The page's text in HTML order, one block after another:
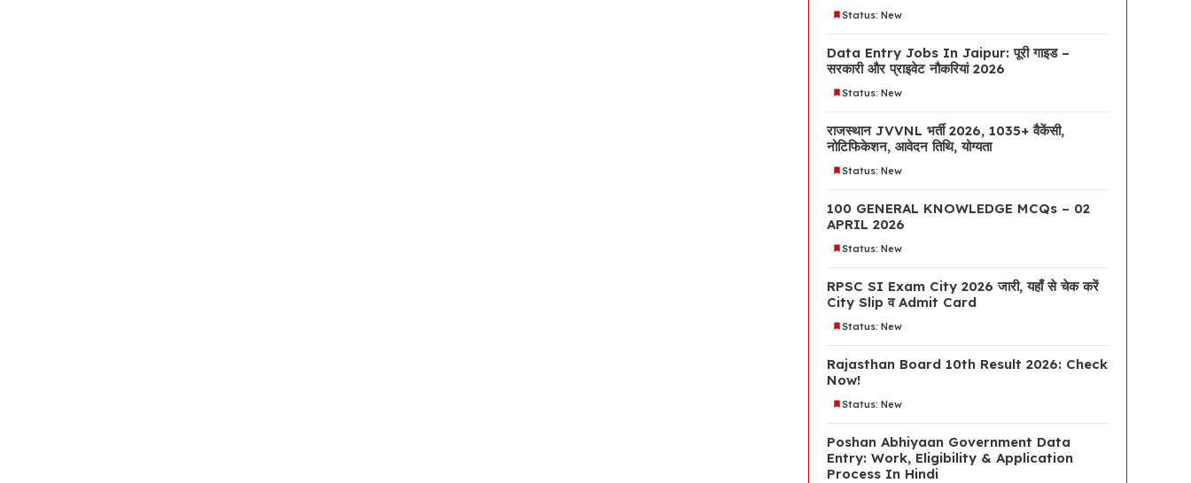
Status: New
Data Entry Jobs In Jaipur: पूरी गाइड –
सरकारी और प्राइवेट नौकरियां 2026
Status: New
राजस्थान JVVNL भर्ती 2026, 1035+ वैकेंसी,
नोटिफिकेशन, आवेदन तिथि, योग्यता
Status: New
100 GENERAL KNOWLEDGE MCQs – 02
APRIL 2026
Status: New
RPSC SI Exam City 2026 जारी, यहाँ से चेक करें
City Slip व Admit Card
Status: New
Rajasthan Board 10th Result 2026: Check
Now!
Status: New
Poshan Abhiyaan Government Data
Entry: Work, Eligibility & Application
Process In Hindi